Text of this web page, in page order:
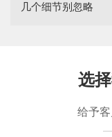
几个细节别忽略
选
给予